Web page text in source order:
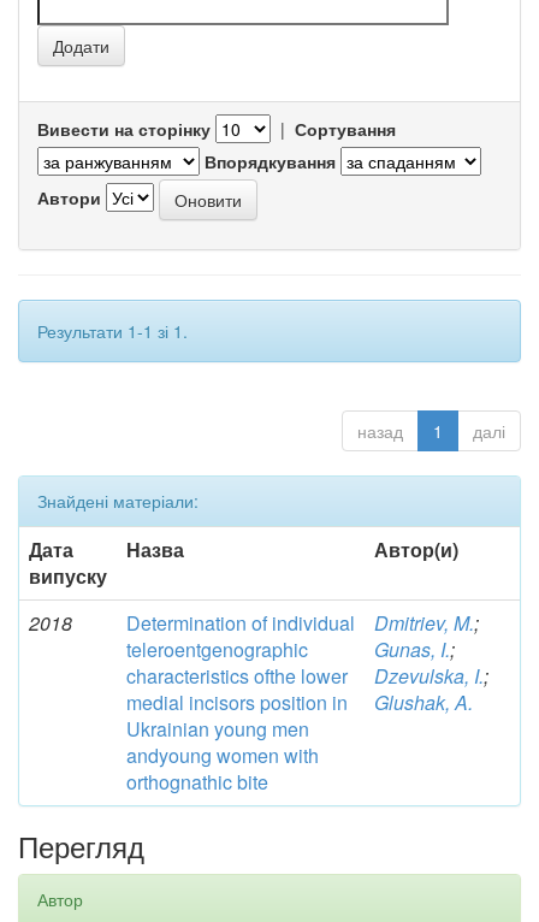
Вивести на сторінку | Сортування
Впорядкування
Автори
Результати 1-1 зі 1.
назад 1 далі
Знайдені матеріали:
Дата
випуску
Назва Автор(и)
2018
Determination of individual
teleroentgenographic
characteristics ofthe lower
medial incisors position in
Ukrainian young men
andyoung women with
orthognathic bite
Dmitriev, M.;
Gunas, I.;
Dzevulska, I.;
Glushak, A.
Перегляд
Автор